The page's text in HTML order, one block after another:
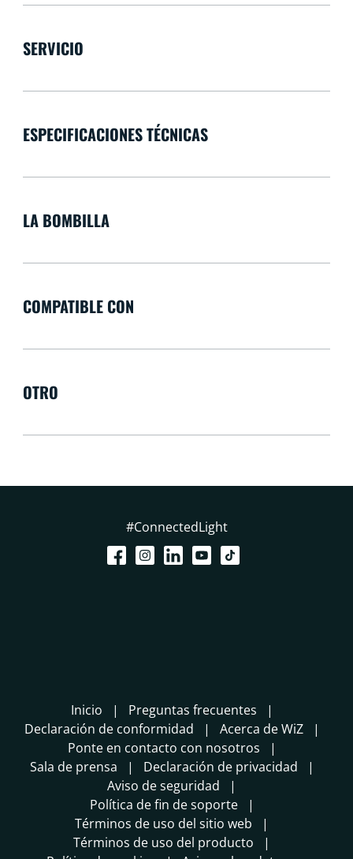
SERVICIO
ESPECIFICACIONES TÉCNICAS
LA BOMBILLA
COMPATIBLE CON
OTRO
#ConnectedLight
Inicio
Preguntas frecuentes
Declaración de conformidad
Acerca de WiZ
Ponte en contacto con nosotros
Sala de prensa
Declaración de privacidad
Aviso de seguridad
Política de fin de soporte
Términos de uso del sitio web
Términos de uso del producto